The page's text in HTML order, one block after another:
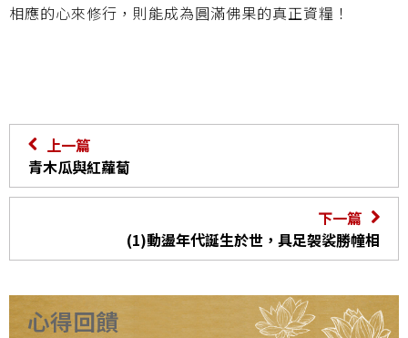
相應的心來修行，則能成為圓滿佛果的真正資糧！
上一篇
青木瓜與紅蘿蔔
下一篇
(1)動盪年代誕生於世，具足袈裟勝幢相
心得回饋